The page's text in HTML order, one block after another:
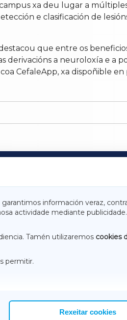
xa deu lugar a
e clasificación de
que entre os
derivacións a neuroloxía e a
CefaleApp, xa dispoñible
información veraz,
actividade mediante
Tamén utilizaremos cookies
permitir.
Rexeitar cookies
TERRACHAXA
ACORUÑAXA